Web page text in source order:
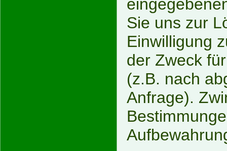
Sie uns zur
Einwilligung
der Zweck
(z.B. nach
Anfrage).